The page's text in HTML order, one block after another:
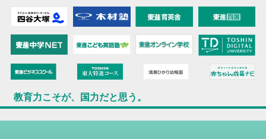
教育力こそが、国力だと思う。